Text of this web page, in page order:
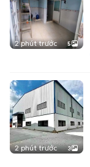
2 phút trước 5
2 phút trước 3